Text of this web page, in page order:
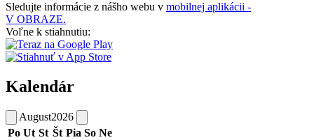
Sledujte informácie z nášho webu v mobilnej aplikácii -
V OBRAZE.
Voľne k stiahnutiu:
Kalendár
August2026
Po Ut St Št Pia So Ne